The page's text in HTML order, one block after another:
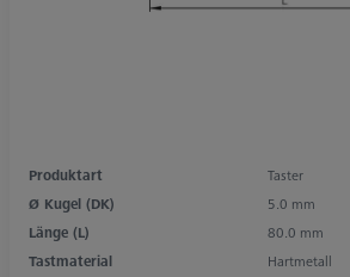
Produktart
Taster
Ø Kugel (DK)
5.0 mm
Länge (L)
80.0 mm
Tastmaterial
Hartmetall